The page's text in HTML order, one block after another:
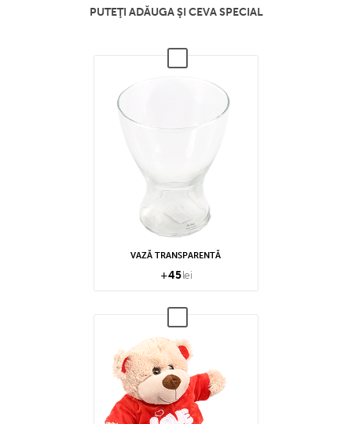
PUTEŢI ADĂUGA ŞI CEVA SPECIAL
VAZĂ TRANSPARENTĂ
+45lei